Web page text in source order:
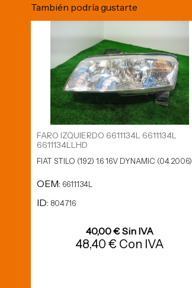
También podría gustarte
FARO IZQUIERDO 6611134L 6611134L
6611134LLHD
FIAT STILO (192) 1.6 16V DYNAMIC (04.2006)
OEM: 6611134L
ID: 804716
40,00 € Sin IVA
48,40 € Con IVA